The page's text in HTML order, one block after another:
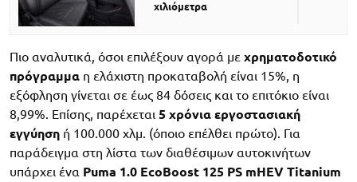
χιλιόμετρα
Πιο αναλυτικά, όσοι επιλέξουν αγορά με χρηματοδοτικό
πρόγραμμα η ελάχιστη προκαταβολή είναι 15%, η
εξόφληση γίνεται σε έως 84 δόσεις και το επιτόκιο είναι
8,99%. Επίσης, παρέχεται 5 χρόνια εργοστασιακή
εγγύηση ή 100.000 χλμ. (όποιο επέλθει πρώτο). Για
παράδειγμα στη λίστα των διαθέσιμων αυτοκινήτων
υπάρχει ένα Puma 1.0 EcoBoost 125 PS mHEV Titanium